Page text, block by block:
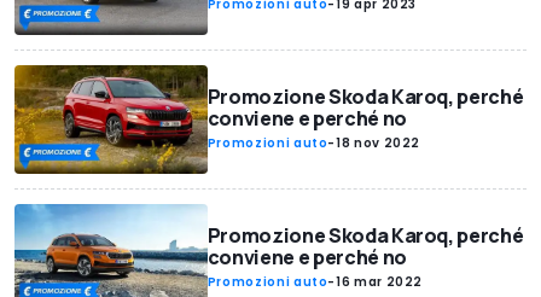
Promozioni auto- 19 apr 2023
Promozione Skoda Karoq, perché
conviene e perché no
Promozioni auto-18 nov 2022
Promozione Skoda Karoq, perché
conviene e perché no
Promozioni auto-16 mar 2022